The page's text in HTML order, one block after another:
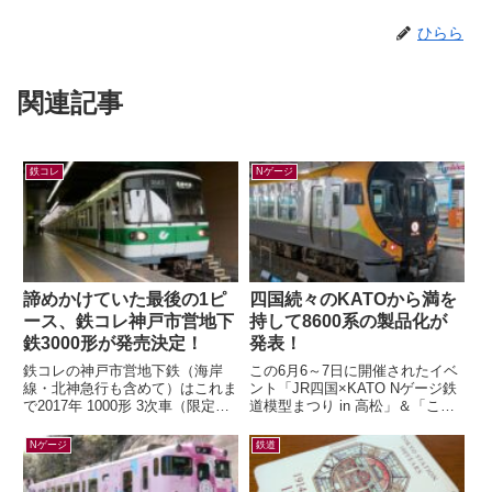
ひらら
関連記事
鉄コレ
諦めかけていた最後の1ピ
ース、鉄コレ神戸市営地下
鉄3000形が発売決定！
鉄コレの神戸市営地下鉄（海岸
線・北神急行も含めて）はこれま
で2017年 1000形 3次車（限定）
定）2020年 6000形...
Nゲージ
四国続々のKATOから満を
持して8600系の製品化が
発表！
この6月6～7日に開催されたイベ
ント「JR四国×KATO Nゲージ鉄
道模型まつり in 高松」＆「こと
模型メーカー各社から四国の...
Nゲージ 鉄道